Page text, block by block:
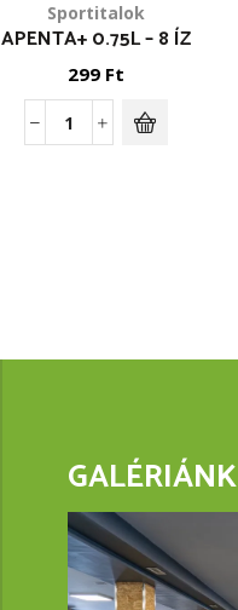
Sportitalok
APENTA+ 0.75L – 8 ÍZ
299 Ft
Apenta+
GALÉRIÁNK